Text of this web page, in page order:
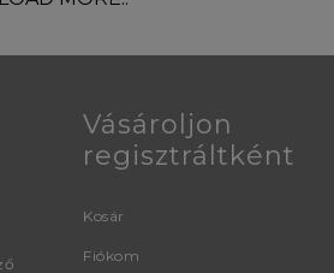
Vásároljon
regisztráltként
Kosár
Fiókom